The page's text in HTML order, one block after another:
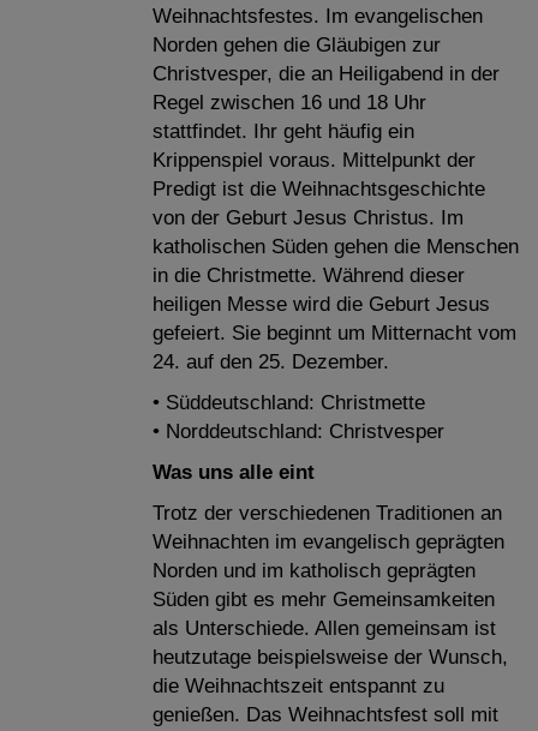
Weihnachtsfestes. Im evangelischen
Norden gehen die Gläubigen zur
Christvesper, die an Heiligabend in der
Regel zwischen 16 und 18 Uhr
stattfindet. Ihr geht häufig ein
Krippenspiel voraus. Mittelpunkt der
Predigt ist die Weihnachtsgeschichte
von der Geburt Jesus Christus. Im
katholischen Süden gehen die Menschen
in die Christmette. Während dieser
heiligen Messe wird die Geburt Jesus
gefeiert. Sie beginnt um Mitternacht vom
24. auf den 25. Dezember.
• Süddeutschland: Christmette
• Norddeutschland: Christvesper
Was uns alle eint
Trotz der verschiedenen Traditionen an
Weihnachten im evangelisch geprägten
Norden und im katholisch geprägten
Süden gibt es mehr Gemeinsamkeiten
als Unterschiede. Allen gemeinsam ist
heutzutage beispielsweise der Wunsch,
die Weihnachtszeit entspannt zu
genießen. Das Weihnachtsfest soll mit